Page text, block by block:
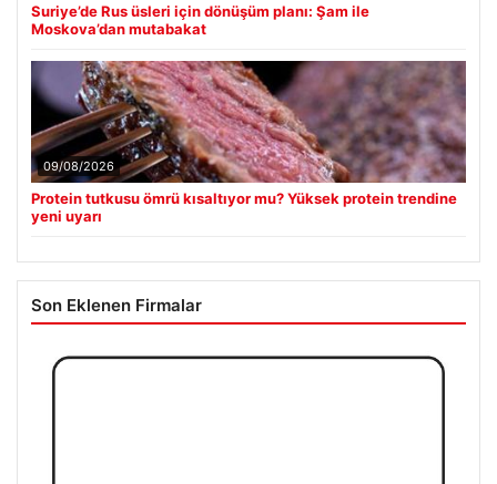
Suriye’de Rus üsleri için dönüşüm planı: Şam ile
Moskova’dan mutabakat
09/08/2026
Protein tutkusu ömrü kısaltıyor mu? Yüksek protein trendine
yeni uyarı
Son Eklenen Firmalar